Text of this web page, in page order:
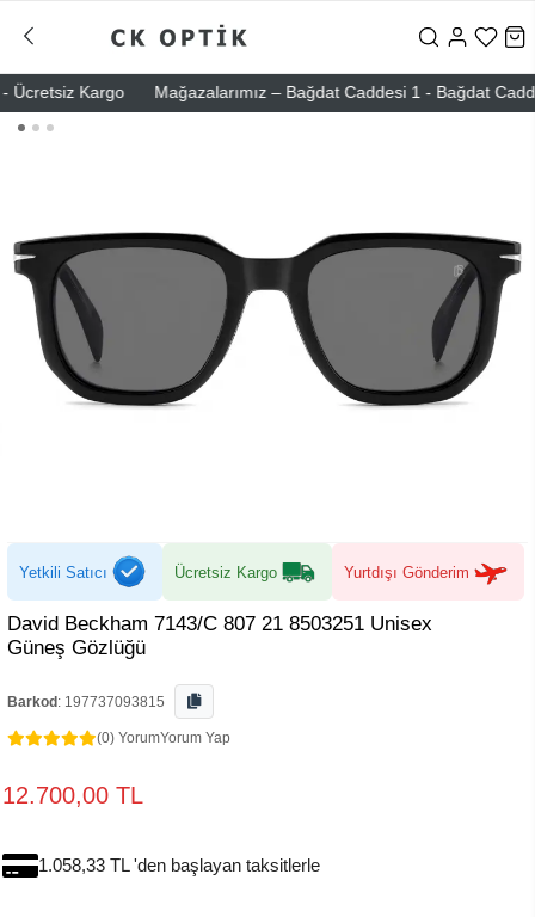
Kargo Mağazalarımız – Bağdat Caddesi 1 - Bağdat
Yetkili Satıcı Ücretsiz Kargo Yurtdışı Gönderim
David Beckham 7143/C 807 21 8503251 Unisex
Güneş Gözlüğü
Barkod : 197737093815
(0) YorumYorum Yap
12.700,00 TL
1.058,33 TL 'den başlayan taksitlerle